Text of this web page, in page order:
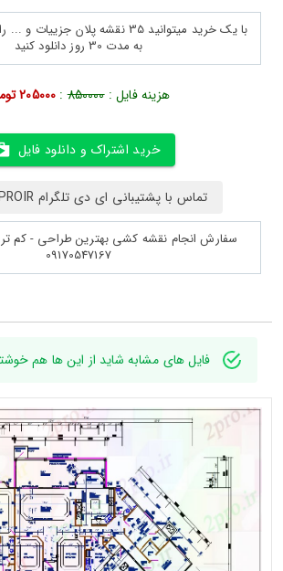
به مدت 30 روز دانلود کنید
هزینه فایل :850000
: 205000 تومان
خرید اشتراک و دانلود فایل
تماس با پشتیبانی ای دی تلگرام E2PROIR@
سفارش انجام نقشه کشی بهترین طراحی - کم
09170547167
فایل های مشابه شاید از این ها هم